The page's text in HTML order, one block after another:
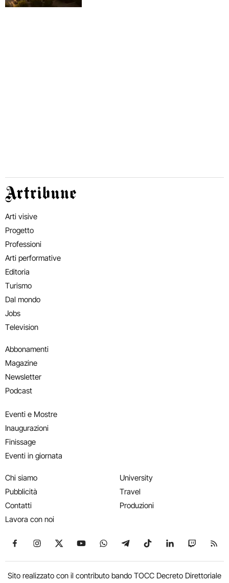
Artribune
Arti visive
Progetto
Professioni
Arti performative
Editoria
Turismo
Dal mondo
Jobs
Television
Abbonamenti
Magazine
Newsletter
Podcast
Eventi e Mostre
Inaugurazioni
Finissage
Eventi in giornata
Chi siamo
Pubblicità
Contatti
Lavora con noi
University
Travel
Produzioni
Seguici su Facebook
Seguici su Instagram
Seguici su X
Seguici su YouTube
Seguici su WhatsApp
Seguici su Telegram
Seguici su TikTok
Seguici su
Seguici
Sito realizzato con il contributo bando TOCC Decreto Direttoriale